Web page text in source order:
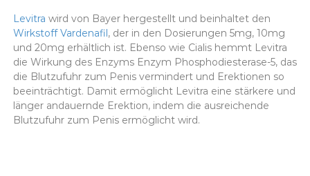
Levitra wird von Bayer hergestellt und beinhaltet den
Wirkstoff Vardenafil, der in den Dosierungen 5mg, 10mg
und 20mg erhältlich ist. Ebenso wie Cialis hemmt Levitra
die Wirkung des Enzyms Enzym Phosphodiesterase-5, das
die Blutzufuhr zum Penis vermindert und Erektionen so
beeinträchtigt. Damit ermöglicht Levitra eine stärkere und
länger andauernde Erektion, indem die ausreichende
Blutzufuhr zum Penis ermöglicht wird.